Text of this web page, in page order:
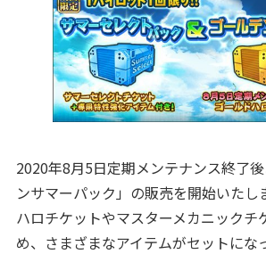
2020年8月5日定期メンテナンス終了
ンサマーパック」の販売を開始いたし
ハロチケットやマスターメカニックチ
め、さまざまなアイテムがセットにな